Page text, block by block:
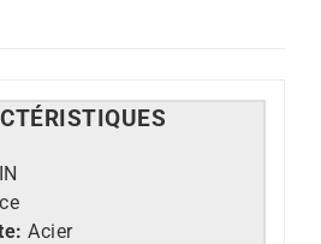
ÉRISTIQUES
Acier